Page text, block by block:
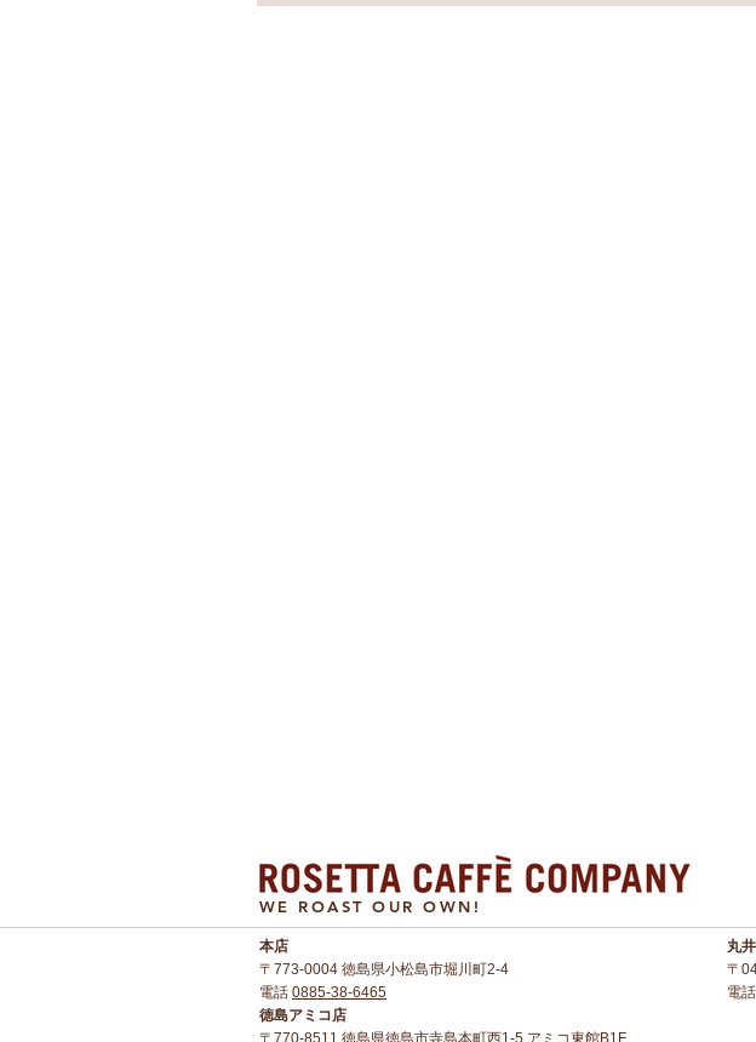
WE ROAST OUR OWN!
本店​
〒773-0004 徳島県小松島市堀川町2-4
電話 0885-38-6465
徳島アミコ店
〒770-8511 徳島県徳島市寺島本町西1-5 アミコ東館B1F
丸
〒
電話